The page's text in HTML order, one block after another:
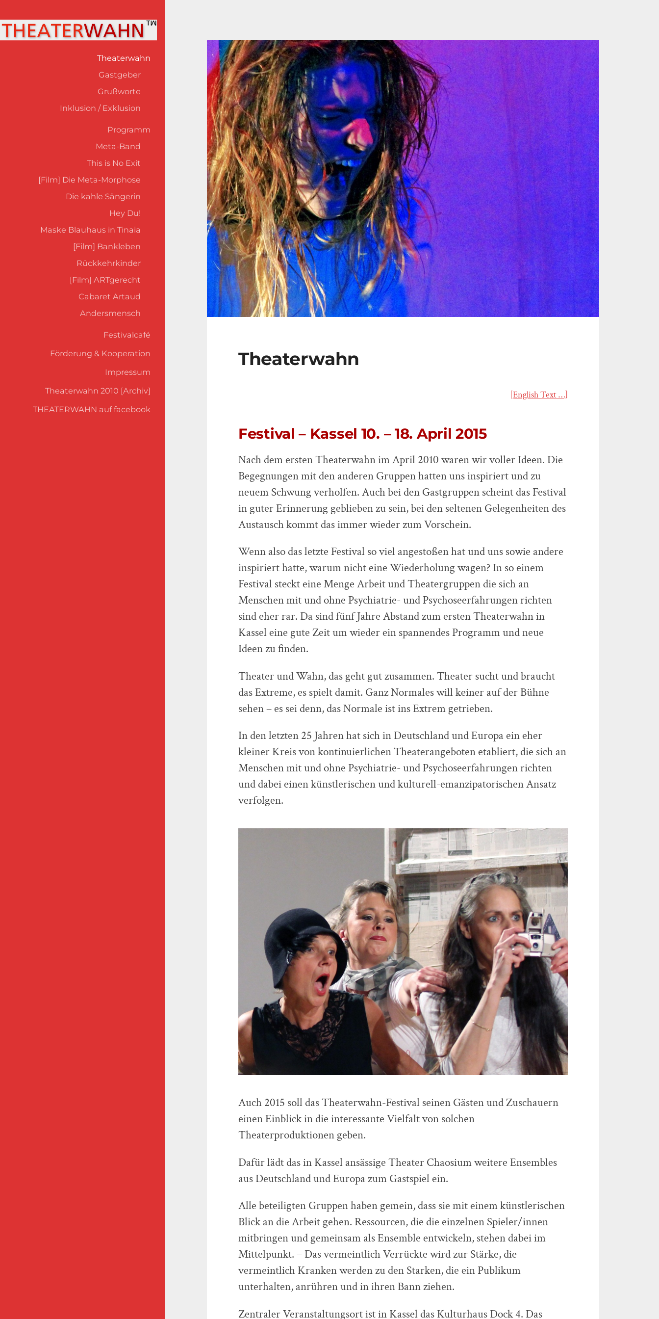
Theaterwahn
Gastgeber
Grußworte
Inklusion / Exklusion
Programm
Meta-Band
This is No Exit
[Film] Die Meta-Morphose
Die kahle Sängerin
Hey Du!
Maske Blauhaus in Tinaia
[Film] Bankleben
Rückkehrkinder
[Film] ARTgerecht
Cabaret Artaud
Andersmensch
Festivalcafé
Förderung & Kooperation
Impressum
Theaterwahn 2010 [Archiv]
THEATERWAHN auf facebook
Theaterwahn
[English Text …]
Festival – Kassel 10. – 18. April 2015
Nach dem ersten Theaterwahn im April 2010 waren wir voller Ideen. Die
Begegnungen mit den anderen Gruppen hatten uns inspiriert und zu
neuem Schwung verholfen. Auch bei den Gastgruppen scheint das Festival
in guter Erinnerung geblieben zu sein, bei den seltenen Gelegenheiten des
Austausch kommt das immer wieder zum Vorschein.
Wenn also das letzte Festival so viel angestoßen hat und uns sowie andere
inspiriert hatte, warum nicht eine Wiederholung wagen? In so einem
Festival steckt eine Menge Arbeit und Theater­gruppen die sich an
Menschen mit und ohne Psychiatrie- und Psychoseerfahrungen richten
sind eher rar. Da sind fünf Jahre Abstand zum ersten Theaterwahn in
Kassel eine gute Zeit um wieder ein spannendes Programm und neue
Ideen zu finden.
Theater und Wahn, das geht gut zusammen. Theater sucht und braucht
das Extreme, es spielt damit. Ganz Normales will keiner auf der Bühne
sehen – es sei denn, das Normale ist ins Extrem getrieben.
In den letzten 25 Jahren hat sich in Deutschland und Europa ein eher
kleiner Kreis von kontinuierlichen Theaterangeboten etabliert, die sich an
Menschen mit und ohne Psychiatrie- und Psychoseerfahrungen richten
und dabei einen künstlerischen und kulturell-emanzipatorischen Ansatz
verfolgen.
Auch 2015 soll das Theaterwahn-Festival seinen Gästen und Zuschauern
einen Einblick in die interessante Vielfalt von solchen
Theaterproduktionen geben.
Dafür lädt das in Kassel ansässige Theater Chaosium weitere Ensembles
aus Deutschland und Europa zum Gastspiel ein.
Alle beteiligten Gruppen haben gemein, dass sie mit einem künstlerischen
Blick an die Arbeit gehen. Ressourcen, die die einzelnen Spieler/innen
mitbringen und gemeinsam als Ensemble entwickeln, stehen dabei im
Mittelpunkt. – Das vermeintlich Verrückte wird zur Stärke, die
vermeintlich Kranken werden zu den Starken, die ein Publikum
unterhalten, anrühren und in ihren Bann ziehen.
Zentraler Veranstaltungsort ist in Kassel das Kulturhaus Dock 4. Das